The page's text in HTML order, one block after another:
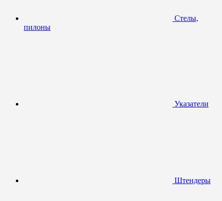
Стелы,
пилоны
Указатели
Штендеры